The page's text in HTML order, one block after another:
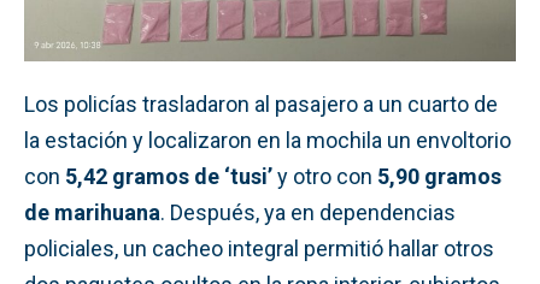
Los policías trasladaron al pasajero a un cuarto de
la estación y localizaron en la mochila un envoltorio
con 5,42 gramos de ‘tusi’y otro con 5,90 gramos
de marihuana. Después, ya en dependencias
policiales, un cacheo integral permitió hallar otros